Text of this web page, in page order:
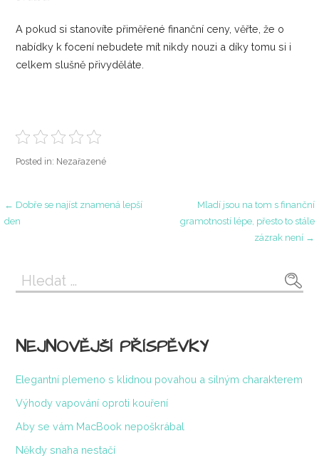
A pokud si stanovíte přiměřené finanční ceny, věřte, že o
nabídky k focení nebudete mít nikdy nouzi a díky tomu si i
celkem slušně přivyděláte.
Posted in: Nezařazené
Navigace
příspěvek
← Dobře se najíst znamená lepší
den
Mladí jsou na tom s finanční
gramotností lépe, přesto to stále
zázrak není →
Vyhledávání
NEJNOVĚJŠÍ PŘÍSPĚVKY
Elegantní plemeno s klidnou povahou a silným charakterem
Výhody vapování oproti kouření
Aby se vám MacBook nepoškrábal
Někdy snaha nestačí